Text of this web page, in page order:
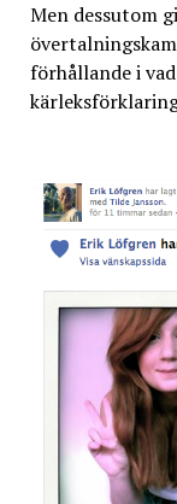
Men dessutom
förhållande i